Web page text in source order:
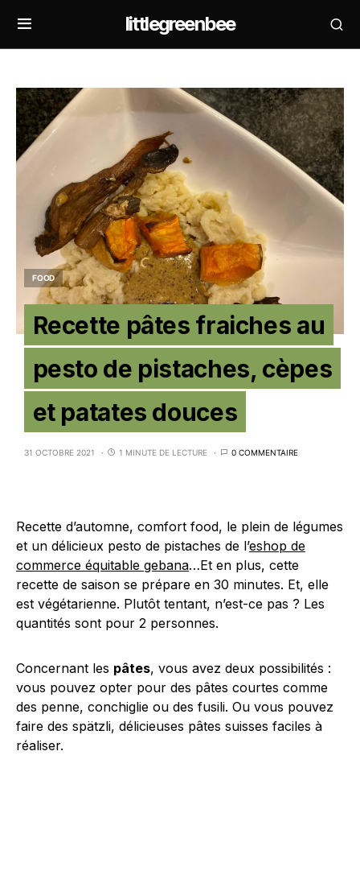
littlegreenbee
FOOD
Recette pâtes fraiches au
pesto de pistaches, cèpes
et patates douces
31 OCTOBRE 2021 1 MINUTE DE LECTURE 0 COMMENTAIRE
Recette d’automne, comfort food, le plein de légumes
et un délicieux pesto de pistaches de l’eshop de
commerce équitable gebana…Et en plus, cette
recette de saison se prépare en 30 minutes. Et, elle
est végétarienne. Plutôt tentant, n’est-ce pas ? Les
quantités sont pour 2 personnes.
Concernant les pâtes, vous avez deux possibilités :
vous pouvez opter pour des pâtes courtes comme
des penne, conchiglie ou des fusili. Ou vous pouvez
faire des spätzli, délicieuses pâtes suisses faciles à
réaliser.